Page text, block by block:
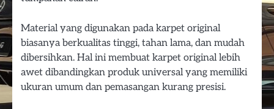
Material yang digunakan pada karpet original
biasanya berkualitas tinggi, tahan lama, dan mudah
dibersihkan. Hal ini membuat karpet original lebih
awet dibandingkan produk universal yang memiliki
ukuran umum dan pemasangan kurang presisi.